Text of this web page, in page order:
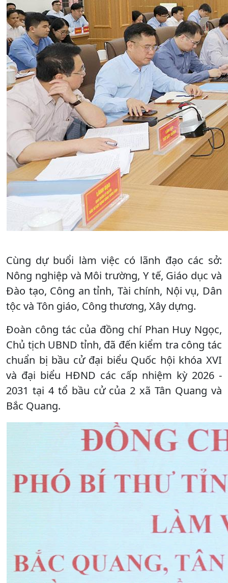
Cùng dự buổi làm việc có lãnh đạo các sở:
Nông nghiệp và Môi trường, Y tế, Giáo dục và
Đào tạo, Công an tỉnh, Tài chính, Nội vụ, Dân
tộc và Tôn giáo, Công thương, Xây dựng.
Đoàn công tác của đồng chí Phan Huy Ngọc,
Chủ tịch UBND tỉnh, đã đến kiểm tra công tác
chuẩn bị bầu cử đại biểu Quốc hội khóa XVI
và đại biểu HĐND các cấp nhiệm kỳ 2026 -
2031 tại 4 tổ bầu cử của 2 xã Tân Quang và
Bắc Quang.